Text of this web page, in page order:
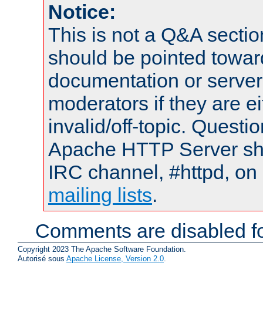
Notice:
This is not a Q&A
should be pointed
documentation or
moderators if they are
invalid/off-topic.
Apache HTTP Server
IRC channel, #httpd,
mailing lists.
Comments are disabled
Copyright 2023 The Apache Software Foundation.
Autorisé sous Apache License, Version 2.0